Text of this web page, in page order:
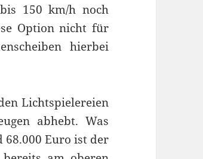
150 km/h noch
Option nicht für
hierbei
Lichtspielereien
abhebt. Was
Euro ist der